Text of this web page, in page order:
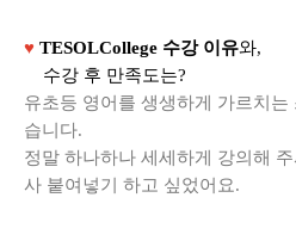
♥ TESOLCollege 수강 이유와,
수강 후 만족도는?
유초등 영어를 생생하게 가르치는
습니다.
정말 하나하나 세세하게 강의해
사 붙여넣기 하고 싶었어요.